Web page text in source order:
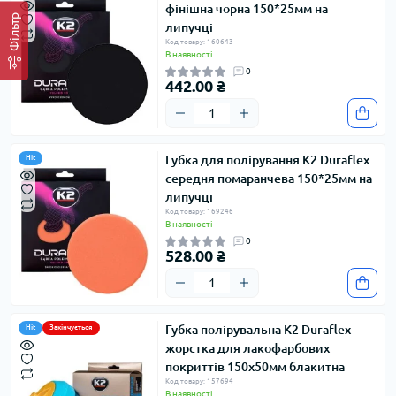
Фільтр
фінішна чорна 150*25мм на
липучці
Код товару: 160643
В наявності
0
442.00 ₴
Hit
Губка для полірування K2 Duraflex
середня помаранчева 150*25мм на
липучці
Код товару: 169246
В наявності
0
528.00 ₴
Hit Закінчується
Губка полірувальна K2 Duraflex
жорстка для лакофарбових
покриттів 150х50мм блакитна
Код товару: 157694
В наявності